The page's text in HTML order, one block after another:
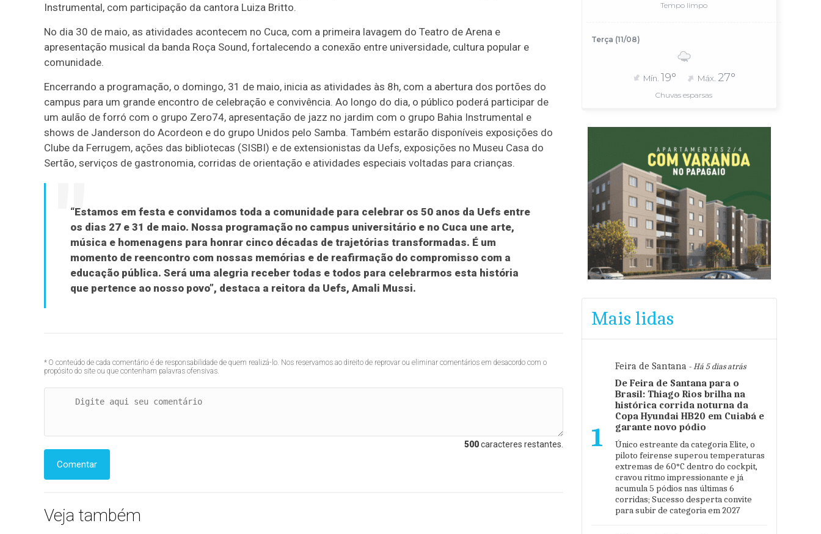
Instrumental, com participação da cantora Luiza Britto.
No dia 30 de maio, as atividades acontecem no Cuca, com a primeira lavagem do Teatro de Arena e
apresentação musical da banda Roça Sound, fortalecendo a conexão entre universidade, cultura popular e
comunidade.
Encerrando a programação, o domingo, 31 de maio, inicia as atividades às 8h, com a abertura dos portões do
campus para um grande encontro de celebração e convivência. Ao longo do dia, o público poderá participar de
um aulão de forró com o grupo Zero74, apresentação de jazz no jardim com o grupo Bahia Instrumental e
shows de Janderson do Acordeon e do grupo Unidos pelo Samba. Também estarão disponíveis exposições do
Clube da Ferrugem, ações das bibliotecas (SISBI) e de extensionistas da Uefs, exposições no Museu Casa do
Sertão, serviços de gastronomia, corridas de orientação e atividades especiais voltadas para crianças.
“Estamos em festa e convidamos toda a comunidade para celebrar os 50 anos da Uefs entre
os dias 27 e 31 de maio. Nossa programação no campus universitário e no Cuca une arte,
música e homenagens para honrar cinco décadas de trajetórias transformadas. É um
momento de reencontro com nossas memórias e de reafirmação do compromisso com a
educação pública. Será uma alegria receber todas e todos para celebrarmos esta história
que pertence ao nosso povo”, destaca a reitora da Uefs, Amali Mussi.
* O conteúdo de cada comentário é de responsabilidade de quem realizá-lo. Nos reservamos ao direito de reprovar ou eliminar comentários em desacordo com o
propósito do site ou que contenham palavras ofensivas.
500caracteres restantes.
Comentar
Veja também
Tempo limpo
Terça (11/08)
Mín. 19° Máx. 27°
Chuvas esparsas
Mais lidas
1
Feira de Santana - Há 5 dias atrás
De Feira de Santana para o
Brasil: Thiago Rios brilha na
histórica corrida noturna da
Copa Hyundai HB20 em Cuiabá e
garante novo pódio
Único estreante da categoria Elite, o
piloto feirense superou temperaturas
extremas de 60°C dentro do cockpit,
cravou ritmo impressionante e já
acumula 5 pódios nas últimas 6
corridas; Sucesso desperta convite
para subir de categoria em 2027